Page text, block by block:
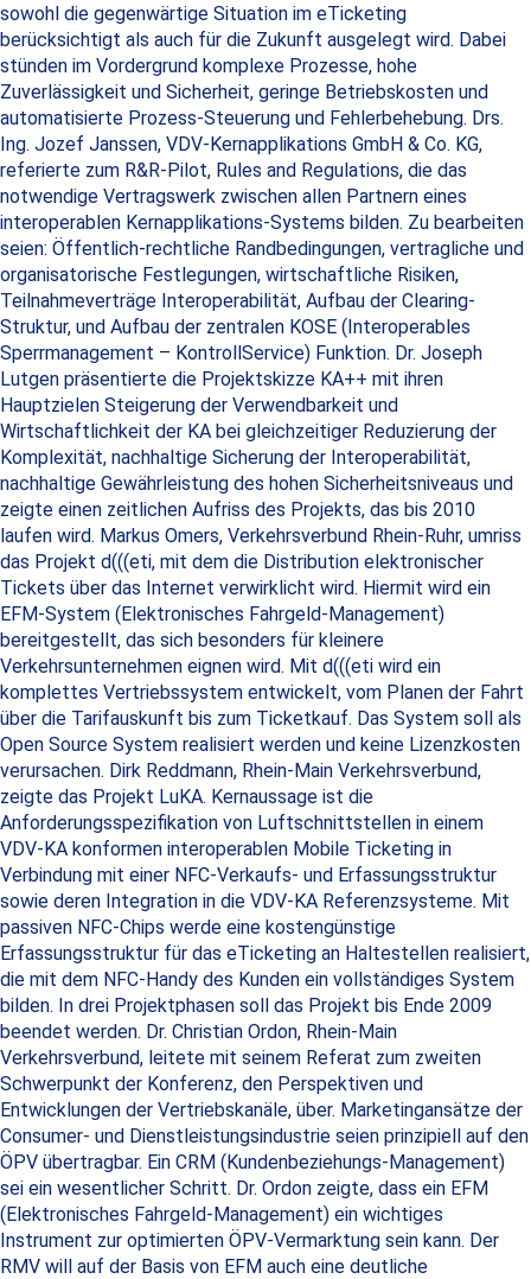
sowohl die gegenwärtige Situation im eTicketing
berücksichtigt als auch für die Zukunft ausgelegt wird. Dabei
stünden im Vordergrund komplexe Prozesse, hohe
Zuverlässigkeit und Sicherheit, geringe Betriebskosten und
automatisierte Prozess-Steuerung und Fehlerbehebung. Drs.
Ing. Jozef Janssen, VDV-Kernapplikations GmbH & Co. KG,
referierte zum R&R-Pilot, Rules and Regulations, die das
notwendige Vertragswerk zwischen allen Partnern eines
interoperablen Kernapplikations-Systems bilden. Zu bearbeiten
seien: Öffentlich-rechtliche Randbedingungen, vertragliche und
organisatorische Festlegungen, wirtschaftliche Risiken,
Teilnahmeverträge Interoperabilität, Aufbau der Clearing-
Struktur, und Aufbau der zentralen KOSE (Interoperables
Sperrmanagement – KontrollService) Funktion. Dr. Joseph
Lutgen präsentierte die Projektskizze KA++ mit ihren
Hauptzielen Steigerung der Verwendbarkeit und
Wirtschaftlichkeit der KA bei gleichzeitiger Reduzierung der
Komplexität, nachhaltige Sicherung der Interoperabilität,
nachhaltige Gewährleistung des hohen Sicherheitsniveaus und
zeigte einen zeitlichen Aufriss des Projekts, das bis 2010
laufen wird. Markus Omers, Verkehrsverbund Rhein-Ruhr, umriss
das Projekt d(((eti, mit dem die Distribution elektronischer
Tickets über das Internet verwirklicht wird. Hiermit wird ein
EFM-System (Elektronisches Fahrgeld-Management)
bereitgestellt, das sich besonders für kleinere
Verkehrsunternehmen eignen wird. Mit d(((eti wird ein
komplettes Vertriebssystem entwickelt, vom Planen der Fahrt
über die Tarifauskunft bis zum Ticketkauf. Das System soll als
Open Source System realisiert werden und keine Lizenzkosten
verursachen. Dirk Reddmann, Rhein-Main Verkehrsverbund,
zeigte das Projekt LuKA. Kernaussage ist die
Anforderungsspezifikation von Luftschnittstellen in einem
VDV-KA konformen interoperablen Mobile Ticketing in
Verbindung mit einer NFC-Verkaufs- und Erfassungsstruktur
sowie deren Integration in die VDV-KA Referenzsysteme. Mit
passiven NFC-Chips werde eine kostengünstige
Erfassungsstruktur für das eTicketing an Haltestellen realisiert,
die mit dem NFC-Handy des Kunden ein vollständiges System
bilden. In drei Projektphasen soll das Projekt bis Ende 2009
beendet werden. Dr. Christian Ordon, Rhein-Main
Verkehrsverbund, leitete mit seinem Referat zum zweiten
Schwerpunkt der Konferenz, den Perspektiven und
Entwicklungen der Vertriebskanäle, über. Marketingansätze der
Consumer- und Dienstleistungsindustrie seien prinzipiell auf den
ÖPV übertragbar. Ein CRM (Kundenbeziehungs-Management)
sei ein wesentlicher Schritt. Dr. Ordon zeigte, dass ein EFM
(Elektronisches Fahrgeld-Management) ein wichtiges
Instrument zur optimierten ÖPV-Vermarktung sein kann. Der
RMV will auf der Basis von EFM auch eine deutliche